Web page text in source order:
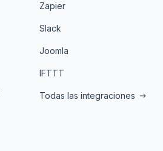
Zapier
Slack
Joomla
IFTTT
Todas las integraciones